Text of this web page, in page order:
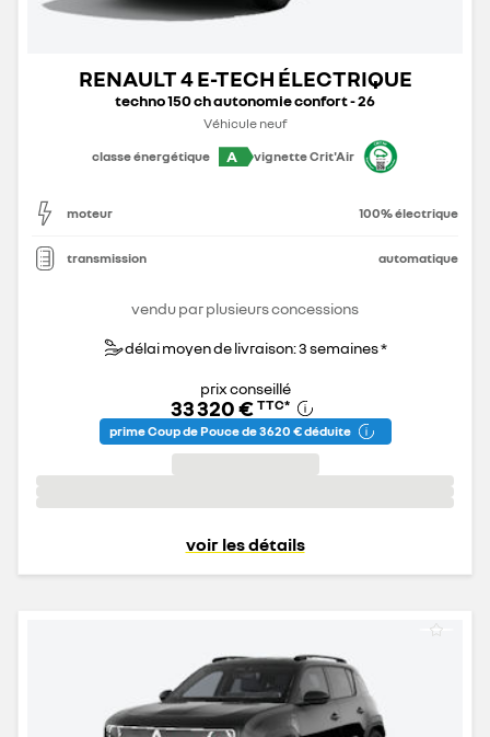
RENAULT 4 E-TECH ÉLECTRIQUE
techno 150 ch autonomie confort - 26
Véhicule neuf
classe énergétique
A vignette Crit'Air
moteur 100% électrique
transmission automatique
vendu par plusieurs concessions
délai moyen de livraison: 3 semaines *
prix conseillé
33 320 € TTC*
prime Coup de Pouce de 3 620 € déduite
voir les détails